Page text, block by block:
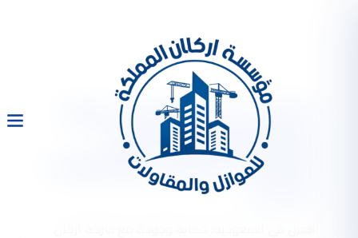
العزل في السعودية: حماية
وجودة مع شركة أركان
المملكة للعوازل والمقاولات